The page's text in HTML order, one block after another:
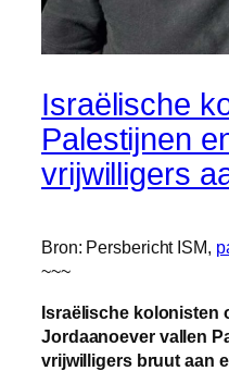
Israëlische
Palestijnen
vrijwilligers
Bron: Persbericht ISM,
~~~
Israëlische kolonisten
Jordaanoever vallen
vrijwilligers bruut aan